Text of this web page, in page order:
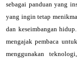
sebagai panduan yang
yang ingin tetap
dan keseimbangan
mengajak pembaca
menggunakan